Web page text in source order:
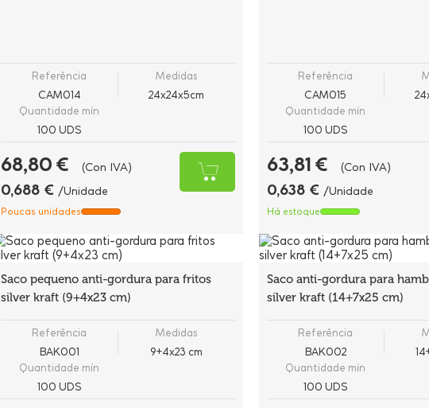
Referência
CAM014
Medidas
24x24x5cm
Quantidade mín
100 UDS
68,80 € (Con IVA)
0,688 € /Unidade
Poucas unidades
Referência
CAM015
Quantidade mín
100 UDS
63,81 € (Con IVA)
0,638 € /Unidade
Há estoque
Saco pequeno anti-gordura para fritos
silver kraft (9+4x23 cm)
Referência
BAK001
Medidas
9+4x23 cm
Quantidade mín
100 UDS
Saco anti-gordura para
silver kraft (14+7x25 cm)
Referência
BAK002
Quantidade mín
100 UDS